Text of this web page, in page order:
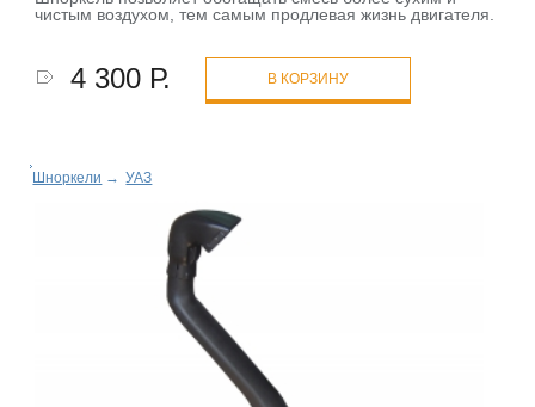
чистым воздухом, тем самым продлевая жизнь двигателя.
4 300 Р. В КОРЗИНУ
Шноркели → УАЗ